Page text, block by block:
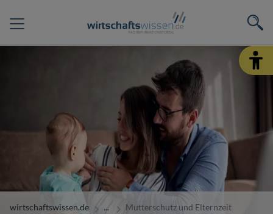
wirtschaftswissen.de Mutterschutz und Elternzeit